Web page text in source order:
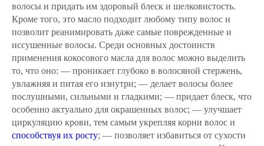
волосы и придать им здоровый блеск и шелковистость.
Кроме того, это масло подходит любому типу волос и
позволит реанимировать даже самые поврежденные и
иссушенные волосы. Среди основных достоинств
применения кокосового масла для волос можно выделить
то, что оно: — проникает глубоко в волосяной стержень,
увлажняя и питая его изнутри; — делает волосы более
послушными, сильными и гладкими; — придает блеск, что
особенно актуально для окрашенных волос; — улучшает
циркуляцию крови, тем самым укрепляя корни волос и
способствуя их росту; — позволяет избавиться от сухости